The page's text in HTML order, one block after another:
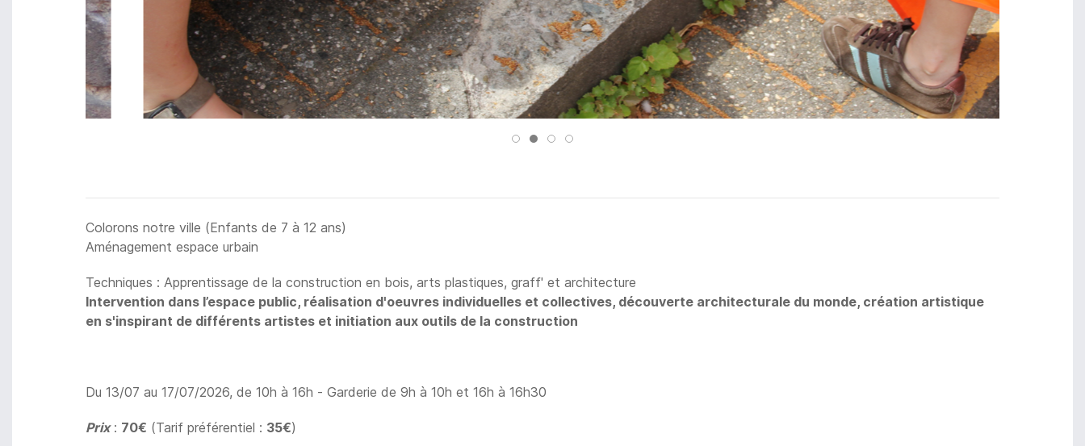
Colorons notre ville (Enfants de 7 à 12 ans)
Aménagement espace urbain
Techniques : Apprentissage de la construction en bois, arts plastiques, graff' et architecture
Intervention dans l’espace public, réalisation d'oeuvres individuelles et collectives, découverte architecturale du monde, création artistique
en s'inspirant de différents artistes et initiation aux outils de la construction
Du 13/07 au 17/07/2026, de 10h à 16h - Garderie de 9h à 10h et 16h à 16h30
Prix: 70€ (Tarif préférentiel : 35€)